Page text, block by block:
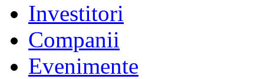
Investitori
Companii
Evenimente